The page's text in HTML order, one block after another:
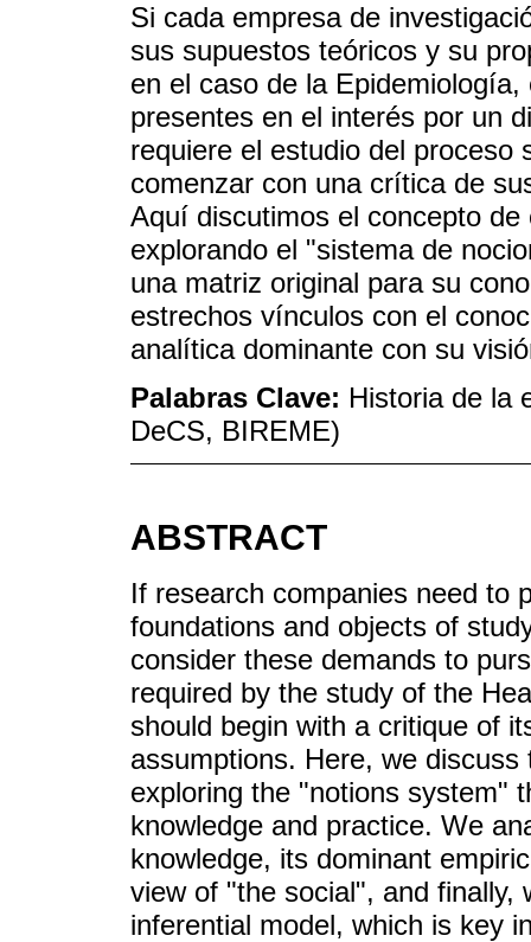
Si cada empresa de
sus supuestos teóricos y su
en el caso de la
presentes en el interés por un
requiere el estudio del proceso
comenzar con una crítica de
Aquí discutimos el concepto
explorando el "sistema de
una matriz original para su
estrechos vínculos con el
analítica dominante con su
Palabras Clave: Historia de la
DeCS, BIREME)
ABSTRACT
If research companies need to
foundations and objects of
consider these demands to
required by the study of the
should begin with a critique of
assumptions. Here, we
exploring the "notions system"
knowledge and practice. We
knowledge, its dominant
view of "the social", and finally,
inferential model, which is key